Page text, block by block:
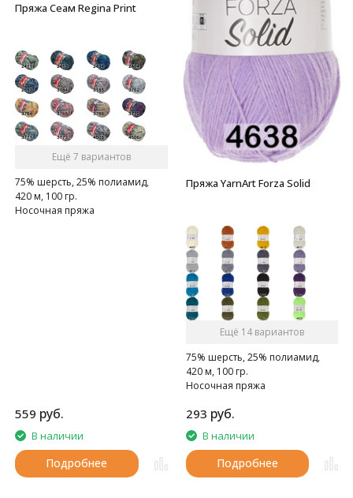
Пряжа Сеам Regina Print
Ещё 7 вариантов
75% шерсть, 25% полиамид,
420 м, 100 гр.
Носочная пряжа
559 руб.
В наличии
Подробнее
Пряжа YarnArt Forza Solid
Ещё 14 вариантов
75% шерсть, 25% полиамид,
420 м, 100 гр.
Носочная пряжа
293 руб.
В наличии
Подробнее